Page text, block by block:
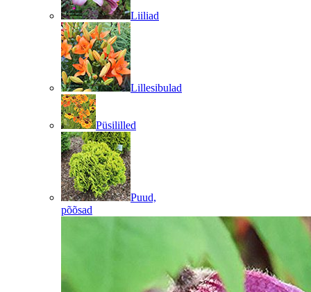
Liiliad
Lillesibulad
Püsililled
Puud,
põõsad